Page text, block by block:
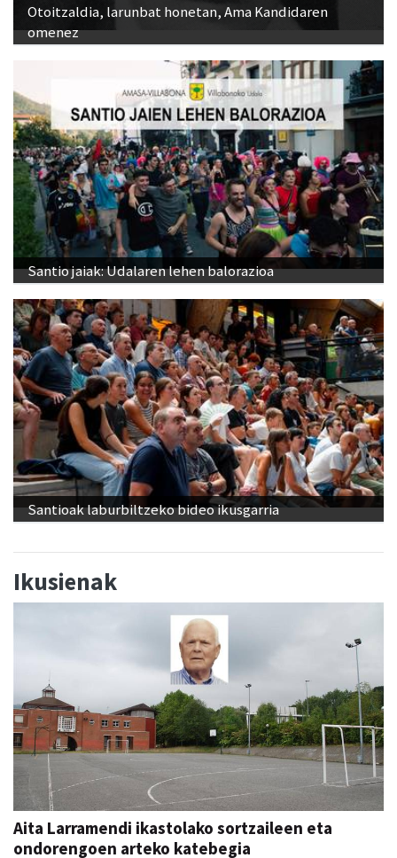
Otoitzaldia, larunbat honetan, Ama Kandidaren
omenez
Santio jaiak: Udalaren lehen balorazioa
Santioak laburbiltzeko bideo ikusgarria
Ikusienak
Aita Larramendi ikastolako sortzaileen eta
ondorengoen arteko katebegia